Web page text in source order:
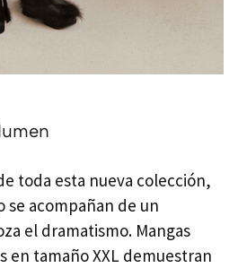
toda esta nueva colección,
se acompañan de un
el dramatismo. Mangas
en tamaño XXL demuestran